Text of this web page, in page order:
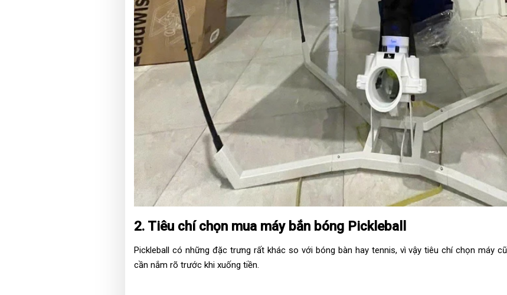
2. Tiêu chí chọn mua máy bắn bóng Pickleball
Pickleball có những đặc trưng rất khác so với bóng bàn hay tennis, vì vậy tiêu chí chọn máy
cần nắm rõ trước khi xuống tiền.